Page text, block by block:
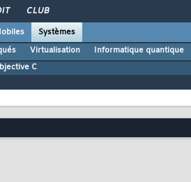
CLUB
Systèmes
Virtualisation Informatique quantique
C